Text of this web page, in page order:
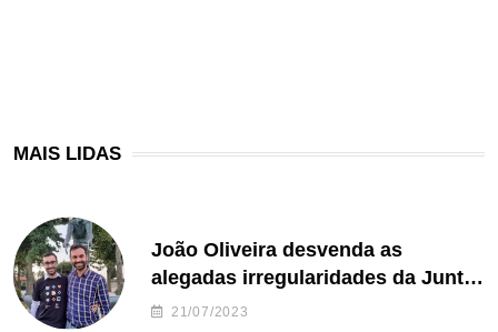
MAIS LIDAS
João Oliveira desvenda as
alegadas irregularidades da Junta
de Freguesia S. João de Ver
21/07/2023